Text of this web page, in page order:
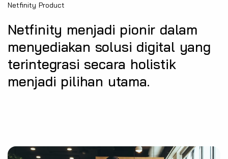
Netfinity Product
Netfinity menjadi pionir dalam
menyediakan solusi digital yang
terintegrasi secara holistik
menjadi pilihan utama.